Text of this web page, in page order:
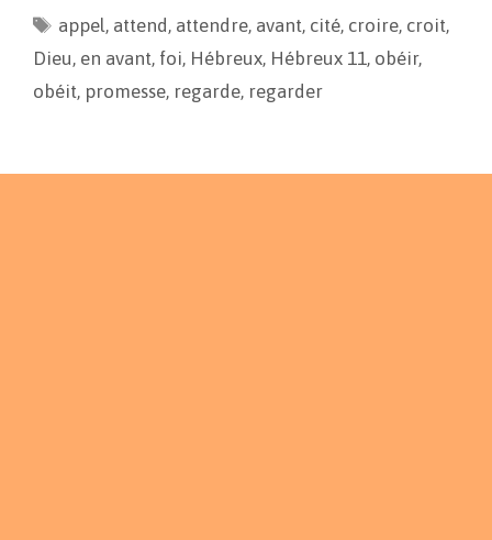
o
i
g
e
appel, attend, attendre, avant, cité, croire, croit,
Dieu, en avant, foi, Hébreux, Hébreux 11, obéir,
obéit, promesse, regarde, regarder